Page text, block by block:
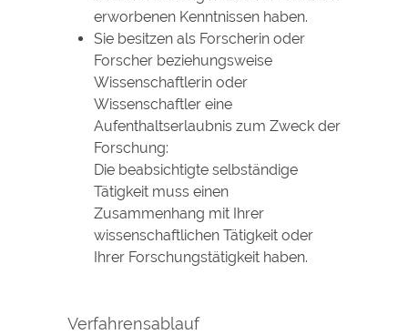
erworbenen Kenntnissen haben.
Sie besitzen als Forscherin oder
Forscher beziehungsweise
Wissenschaftlerin oder
Wissenschaftler eine
Aufenthaltserlaubnis zum Zweck der
Forschung:
Die beabsichtigte selbständige
Tätigkeit muss einen
Zusammenhang mit Ihrer
wissenschaftlichen Tätigkeit oder
Ihrer Forschungstätigkeit haben.
Verfahrensablauf